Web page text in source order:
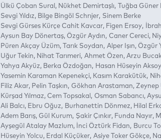
Ülkü Çoban Sural
Nükhet Demirtaşlı Tuğba Güner
Sevgi Yıldız
Bilge Bingöl Schrıjer
Sinem Berke
Sevgi Gürses Kürçe Cahit Kavcar
Figen Ersoy
Aysun Bay Dönertaş Özgür Aydın Caner Cereci
Püren Akçay Üzüm
Tarık Soydan Alper Işın Özgür
Uğur Tekin
Nihat Tarımeri Ahmet Özen Arzu
Yahya Akyüz
Berka Özdoğan
Hasan Hüseyin Aksoy
Yasemin Karaman Kepenekçi
Kasım Karakütük
Filiz Akar
Pelin Taşkın Gökhan Arastaman Zeynep
Kürşad Yılmaz
Cem Topsakal Osman Sabancı
Ali Balcı
Ebru Oğuz Burhanettin Dönmez Hilal
Adem Barış Gül Kurum Şakir Çınkır Funda Nayır
Ayşegül Atalay Mazlum
İnci Öztürk Fidan Burcu
Hüseyin Yolcu
Erdal Küçüker Asiye Toker Gökçe